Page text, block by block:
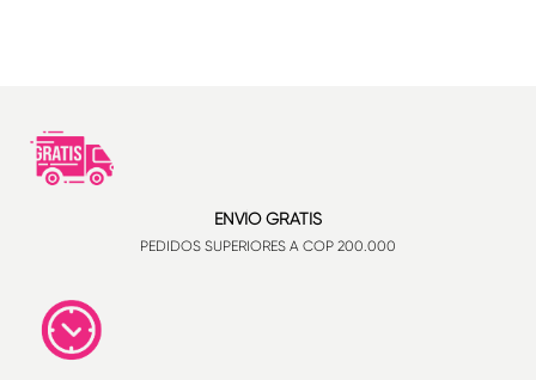
ENVÍO GRATIS
PEDIDOS SUPERIORES A COP 200.000